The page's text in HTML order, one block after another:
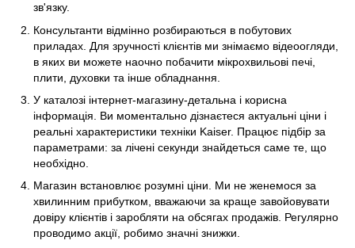
зв'язку.
Консультанти відмінно розбираються в побутових
приладах. Для зручності клієнтів ми знімаємо відеоогляди,
в яких ви можете наочно побачити мікрохвильові печі,
плити, духовки та інше обладнання.
У каталозі інтернет-магазину-детальна і корисна
інформація. Ви моментально дізнаєтеся актуальні ціни і
реальні характеристики техніки Kaiser. Працює підбір за
параметрами: за лічені секунди знайдеться саме те, що
необхідно.
Магазин встановлює розумні ціни. Ми не женемося за
хвилинним прибутком, вважаючи за краще завойовувати
довіру клієнтів і заробляти на обсягах продажів. Регулярно
проводимо акції, робимо значні знижки.